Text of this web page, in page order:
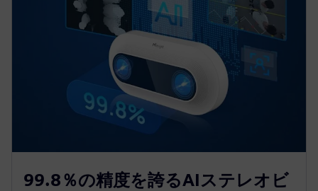
99.8％の精度を誇るAIステレオビ